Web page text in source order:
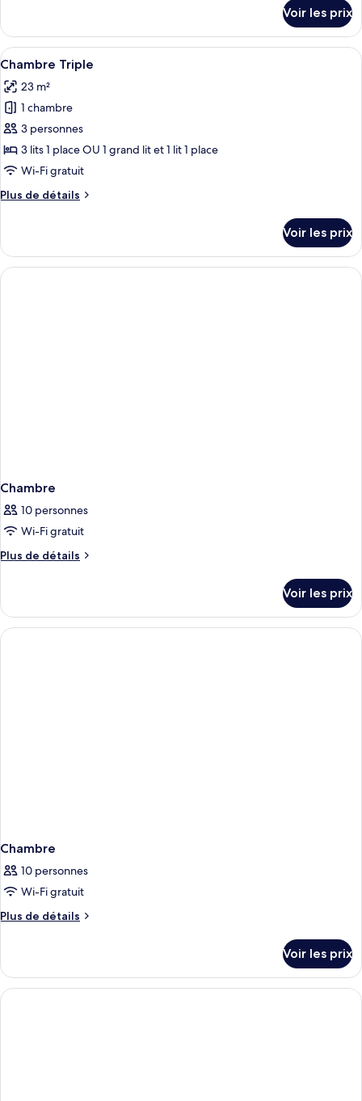
le
type
de
Chambre
Deluxe
Voir les prix
Afficher
toutes
les
photos
pour
ce
type
chambre :
Une chambre d’hôtel avec un
6
Chambre Triple
23 m²
1 chambre
3 personnes
3 lits 1 place OU 1 grand lit et 1 lit 1 place
Wi-Fi gratuit
Plus de détails
Plus
le
type
de
Voir les prix
Chambre
10 personnes
Wi-Fi gratuit
Plus de détails
Plus
le
type
de
Voir les prix
Chambre
10 personnes
Wi-Fi gratuit
Plus de détails
Plus
le
type
de
Voir les prix